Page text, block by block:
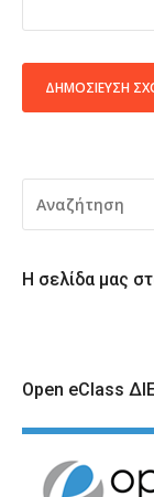
ΓΙΑ:
Η σελίδα μας
Open eClass